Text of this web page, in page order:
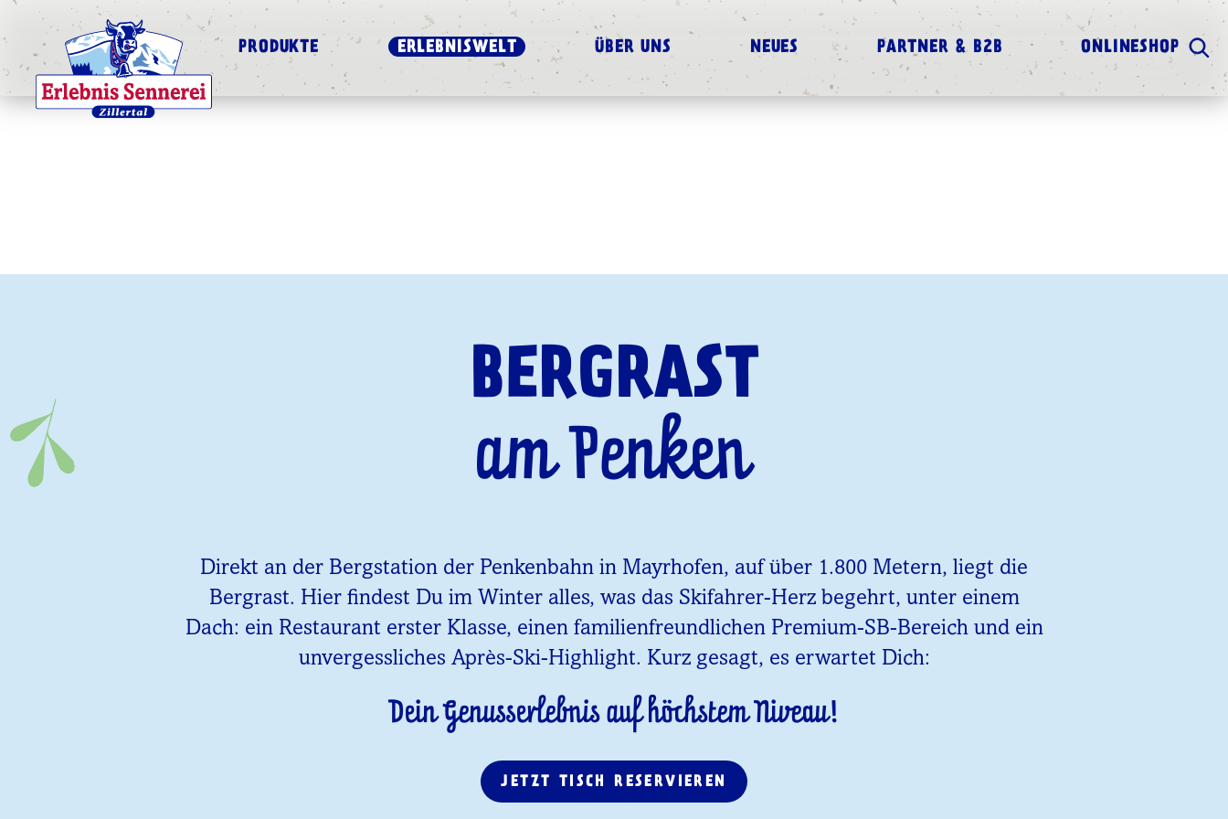
PRODUKTE ERLEBNISWELT ÜBER UNS NEUES PARTNER & B2B ONLINESHOP
BERGRAST
am Penken
Direkt an der Bergstation der Penkenbahn in Mayrhofen, auf über 1.800 Metern, liegt die
Bergrast. Hier findest Du im Winter alles, was das Skifahrer-Herz begehrt, unter einem
Dach: ein Restaurant erster Klasse, einen familienfreundlichen Premium-SB-Bereich und ein
unvergessliches Après-Ski-Highlight. Kurz gesagt, es erwartet Dich:
Dein Genusserlebnis auf höchstem Niveau!
JETZT TISCH RESERVIEREN